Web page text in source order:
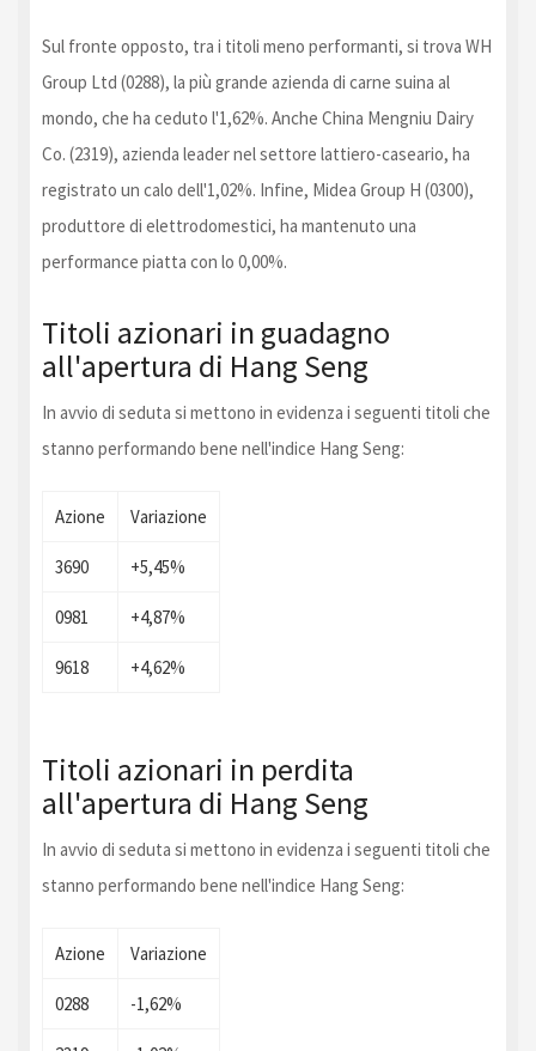
Sul fronte opposto, tra i titoli meno performanti, si trova WH
Group Ltd (0288), la più grande azienda di carne suina al
mondo, che ha ceduto l'1,62%. Anche China Mengniu Dairy
Co. (2319), azienda leader nel settore lattiero-caseario, ha
registrato un calo dell'1,02%. Infine, Midea Group H (0300),
produttore di elettrodomestici, ha mantenuto una
performance piatta con lo 0,00%.
Titoli azionari in guadagno
all'apertura di Hang Seng
In avvio di seduta si mettono in evidenza i seguenti titoli che
stanno performando bene nell'indice Hang Seng:
Azione Variazione
3690 +5,45%
0981 +4,87%
9618 +4,62%
Titoli azionari in perdita
all'apertura di Hang Seng
In avvio di seduta si mettono in evidenza i seguenti titoli che
stanno performando bene nell'indice Hang Seng:
Azione Variazione
0288 -1,62%